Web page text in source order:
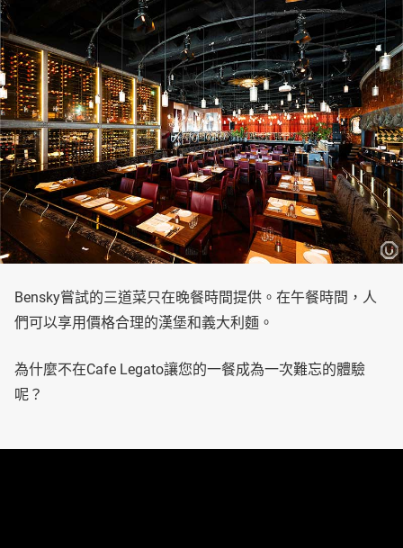
Bensky嘗試的三道菜只在晚餐時間提供。在午餐時間，人
們可以享用價格合理的漢堡和義大利麵。
為什麼不在Cafe Legato讓您的一餐成為一次難忘的體驗
呢？